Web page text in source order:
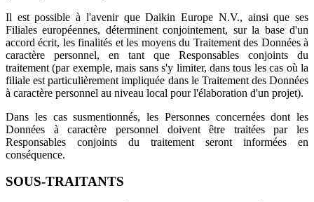
Il est possible à l'avenir que Daikin Europe N.V., ainsi que ses
Filiales européennes, déterminent conjointement, sur la base d'un
accord écrit, les finalités et les moyens du Traitement des Données à
caractère personnel, en tant que Responsables conjoints du
traitement (par exemple, mais sans s'y limiter, dans tous les cas où la
filiale est particulièrement impliquée dans le Traitement des Données
à caractère personnel au niveau local pour l'élaboration d'un projet).
Dans les cas susmentionnés, les Personnes concernées dont les
Données à caractère personnel doivent être traitées par les
Responsables conjoints du traitement seront informées en
conséquence.
SOUS-TRAITANTS